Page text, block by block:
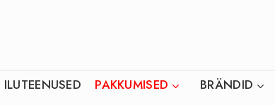
ILUTEENUSED PAKKUMISED BRÄNDID